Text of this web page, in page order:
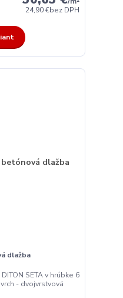
24,90 €bez DPH
dlažba
SETA v hrúbke 6
- dvojvrstvová